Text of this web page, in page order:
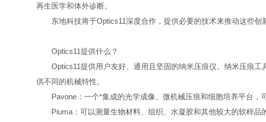
再生医学和体外诊断。
东地科技将于Optics11深度合作，提供必要的技术来推动这些创
Optics11提供什么？
Optics11提供用户友好、通用且坚固的纳米压痕仪。纳米压痕
供不同的机械特性。
Pavone ：一个*集成的光学成像、微机械压痕和细胞培养平台
Piuma ：可以测量生物材料、组织、水凝胶和其他较大的软样品